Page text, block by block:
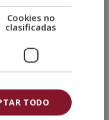
Cookies no
clasificadas
TODO